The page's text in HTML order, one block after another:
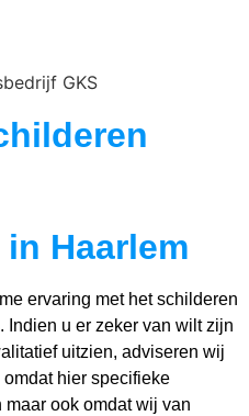
Haarlem
ervaring met het schilderen
Indien u er zeker van wilt zijn
uitzien, adviseren wij
hier specifieke
ook omdat wij van